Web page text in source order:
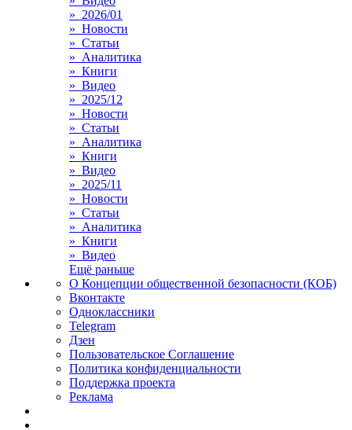
» 2026/01
» Новости
» Статьи
» Аналитика
» Книги
» Видео
» 2025/12
» Новости
» Статьи
» Аналитика
» Книги
» Видео
» 2025/11
» Новости
» Статьи
» Аналитика
» Книги
» Видео
Ещё раньше
О Концепции общественной безопасности (КОБ)
Вконтакте
Одноклассники
Telegram
Дзен
Пользовательское Соглашение
Политика конфиденциальности
Поддержка проекта
Реклама